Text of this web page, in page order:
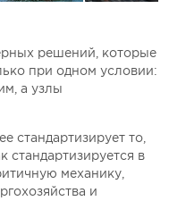
решений, которые
при одном условии:
а узлы
стандартизирует то,
стандартизируется в
механику,
и